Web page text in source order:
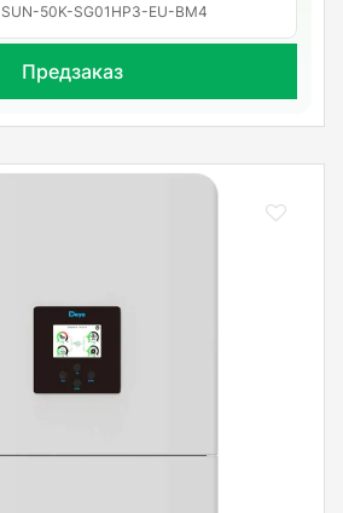
SUN-50K-SG01HP3-EU-BM4
Предзаказ